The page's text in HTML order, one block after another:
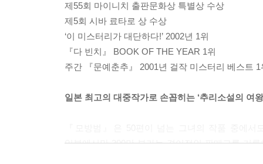
제55회 마이니치 출판문화상 특별상 수상
제5회 시바 료타로 상 수상
‘이 미스터리가 대단하다!’ 2002년 1위
『다 빈치』 BOOK OF THE YEAR 1위
주간 『문예춘추』 2001년 걸작 미스터리 베스트 1
일본 최고의 대중작가로 손꼽히는 ‘추리소설의 여
일본에서만 300만 부라는 경이적인 판매고를 기